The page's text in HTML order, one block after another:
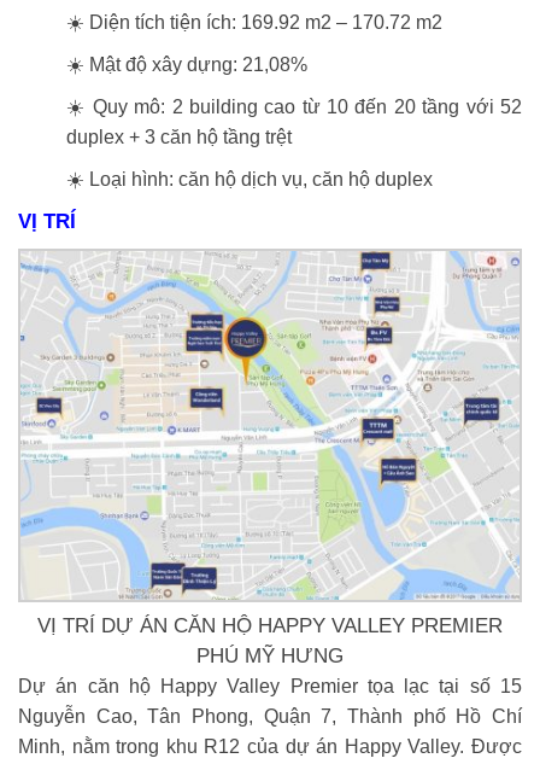
☀️ Diện tích tiện ích: 169.92 m2 – 170.72 m2
☀️ Mật độ xây dựng: 21,08%
☀️ Quy mô: 2 building cao từ 10 đến 20 tầng với 52
duplex + 3 căn hộ tầng trệt
☀️ Loại hình: căn hộ dịch vụ, căn hộ duplex
VỊ TRÍ
VỊ TRÍ DỰ ÁN CĂN HỘ HAPPY VALLEY PREMIER
PHÚ MỸ HƯNG
Dự án căn hộ Happy Valley Premier tọa lạc tại số 15
Nguyễn Cao, Tân Phong, Quận 7, Thành phố Hồ Chí
Minh, nằm trong khu R12 của dự án Happy Valley. Được